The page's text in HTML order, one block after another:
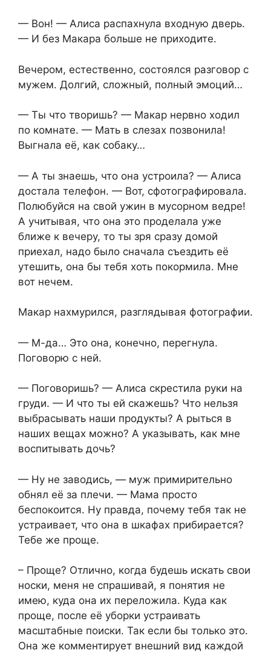
— Вон! — Алиса распахнула входную дверь.
— И без Макара больше не приходите.
Вечером, естественно, состоялся разговор с
мужем. Долгий, сложный, полный эмоций…
— Ты что творишь? — Макар нервно ходил
по комнате. — Мать в слезах позвонила!
Выгнала её, как собаку…
— А ты знаешь, что она устроила? — Алиса
достала телефон. — Вот, сфотографировала.
Полюбуйся на свой ужин в мусорном ведре!
А учитывая, что она это проделала уже
ближе к вечеру, то ты зря сразу домой
приехал, надо было сначала съездить её
утешить, она бы тебя хоть покормила. Мне
вот нечем.
Макар нахмурился, разглядывая фотографии.
— М-да… Это она, конечно, перегнула.
Поговорю с ней.
— Поговоришь? — Алиса скрестила руки на
груди. — И что ты ей скажешь? Что нельзя
выбрасывать наши продукты? А рыться в
наших вещах можно? А указывать, как мне
воспитывать дочь?
— Ну не заводись, — муж примирительно
обнял её за плечи. — Мама просто
беспокоится. Ну правда, почему тебя так не
устраивает, что она в шкафах прибирается?
Тебе же проще.
– Проще? Отлично, когда будешь искать свои
носки, меня не спрашивай, я понятия не
имею, куда она их переложила. Куда как
проще, после её уборки устраивать
масштабные поиски. Так если бы только это.
Она же комментирует внешний вид каждой